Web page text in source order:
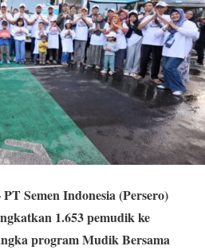
PT Semen Indonesia (Persero)
1.653 pemudik ke
program Mudik Bersama